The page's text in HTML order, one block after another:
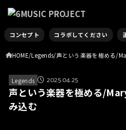
コンセプト コラボしてください
HOME Legends 声という楽器を極める/
Legends 2025.04.25
声という楽器を極める/
み込む